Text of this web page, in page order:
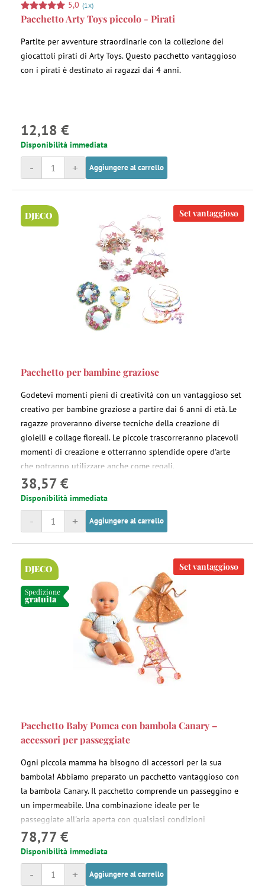
5,0 (1x)
Pacchetto Arty Toys piccolo - Pirati
Partite per avventure straordinarie con la collezione dei
giocattoli pirati di Arty Toys. Questo pacchetto vantaggioso
con i pirati è destinato ai ragazzi dai 4 anni.
12,18 €
Disponibilità immediata
+
- Aggiungere al carrello
DJECO Set vantaggioso
Pacchetto per bambine graziose
Godetevi momenti pieni di creatività con un vantaggioso set
creativo per bambine graziose a partire dai 6 anni di età. Le
ragazze proveranno diverse tecniche della creazione di
gioielli e collage floreali. Le piccole trascorreranno piacevoli
momenti di creazione e otterranno splendide opere d'arte
che potranno utilizzare anche come regali.
38,57 €
Disponibilità immediata
+
- Aggiungere al carrello
DJECO
Spedizione
gratuita
Set vantaggioso
Pacchetto Baby Pomea con bambola Canary –
accessori per passeggiate
Ogni piccola mamma ha bisogno di accessori per la sua
bambola! Abbiamo preparato un pacchetto vantaggioso con
la bambola Canary. Il pacchetto comprende un passeggino e
un impermeabile. Una combinazione ideale per le
passeggiate all'aria aperta con qualsiasi condizioni
meteorologiche.
78,77 €
Disponibilità immediata
+
- Aggiungere al carrello